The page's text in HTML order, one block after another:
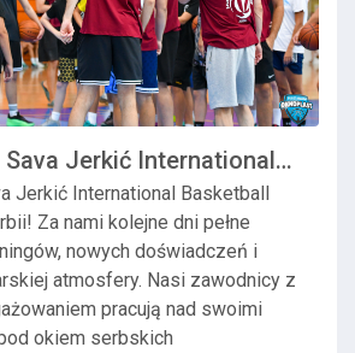
Jerkić International
Jerkić International Basketball
Za nami kolejne dni pełne
nowych doświadczeń i
atmosfery. Nasi zawodnicy z
pracują nad swoimi
okiem serbskich